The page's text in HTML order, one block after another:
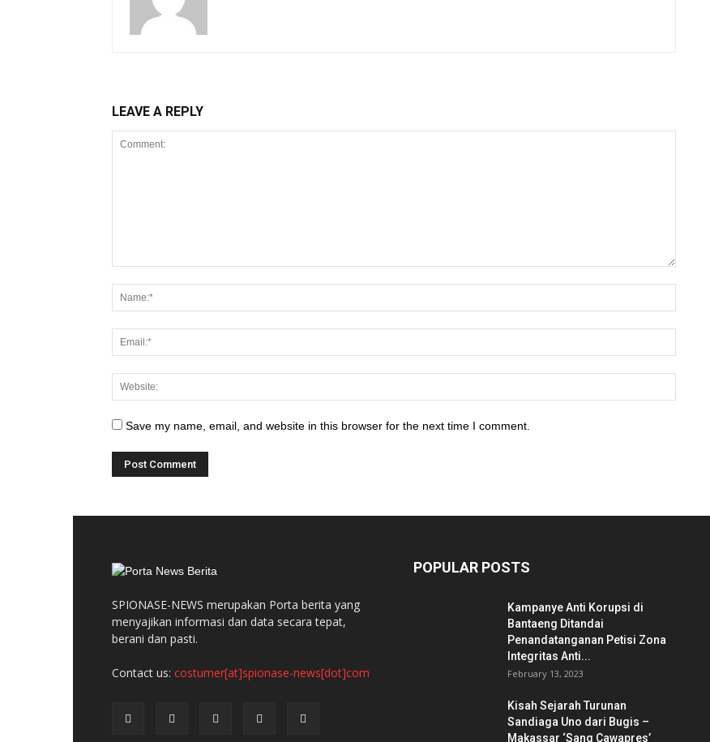
LEAVE A REPLY
Save my name, email, and website in this browser for the next time I comment.
SPIONASE-NEWS merupakan Porta berita yang
menyajikan informasi dan data secara tepat,
berani dan pasti.
Contact us: costumer[at]spionase-news[dot]com
POPULAR POSTS
Kampanye Anti Korupsi di
Bantaeng Ditandai
Penandatanganan Petisi Zona
Integritas Anti...
February 13, 2023
Kisah Sejarah Turunan
Sandiaga Uno dari Bugis –
Makassar ‘Sang Cawapres’